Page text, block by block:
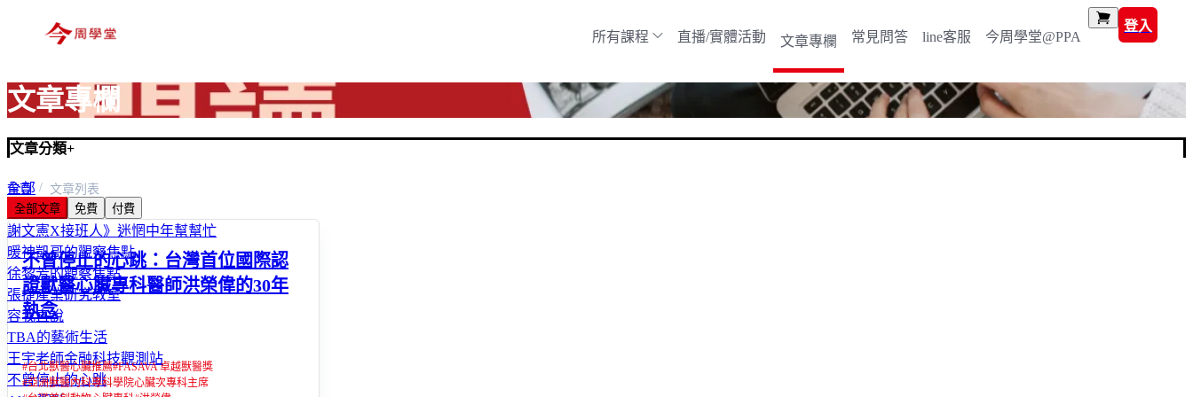
所有課程 直播/實體活動 文章專欄 常見問答 line客服 今周學堂@PPA
登入
文章專欄
文章分類+
全部
富玩家
謝文憲X接班人》迷惘中年幫幫忙
暖神凱哥的觀察焦點
徐黎芳的觀察焦點
張捷產業研究教室
容我直說
TBA的藝術生活
王宇老師金融科技觀測站
不曾停止的心跳
首頁
文章列表
全部文章
免費 付費
不曾停止的心跳：台灣首位國際認
證獸醫心臟專科醫師洪榮偉的30年
執念
#台北獸醫心臟推薦#FASAVA 卓越獸醫獎
#亞洲獸醫內科專科學院心臟次專科主席